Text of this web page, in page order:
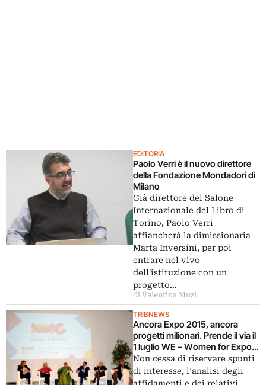
EDITORIA
Paolo Verri è il nuovo direttore
della Fondazione Mondadori di
Milano
Già direttore del Salone
Internazionale del Libro di
Torino, Paolo Verri
affiancherà la dimissionaria
Marta Inversini, per poi
entrare nel vivo
dell'istituzione con un
progetto…
di Valentina Muzi
TRIBNEWS
Ancora Expo 2015, ancora
progetti milionari. Prende il via il
1 luglio WE – Women for Expo,
promosso con il Ministero degli
Esteri e la Fondazione
Mondadori: costerà 850mila
Non cessa di riservare spunti
di interesse, l’analisi degli